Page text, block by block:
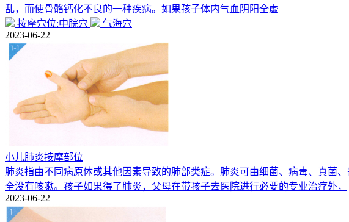
乱，而使骨骼钙化不良的一种疾病。如果孩子体内气血阴阳全虚
按摩穴位:中脘穴
气海穴
2023-06-22
小儿肺炎按摩部位
肺炎指由不同病原体或其他因素导致的肺部类症。肺炎可由细菌、病毒、真菌
全没有咳嗽。孩子如果得了肺炎，父母在带孩子去医院进行必要的专业治疗外，
2023-06-22